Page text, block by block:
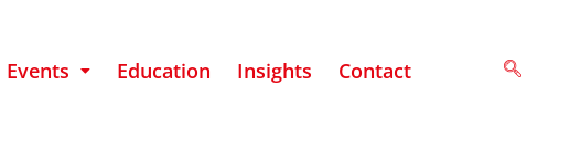
Events Education Insights Contact